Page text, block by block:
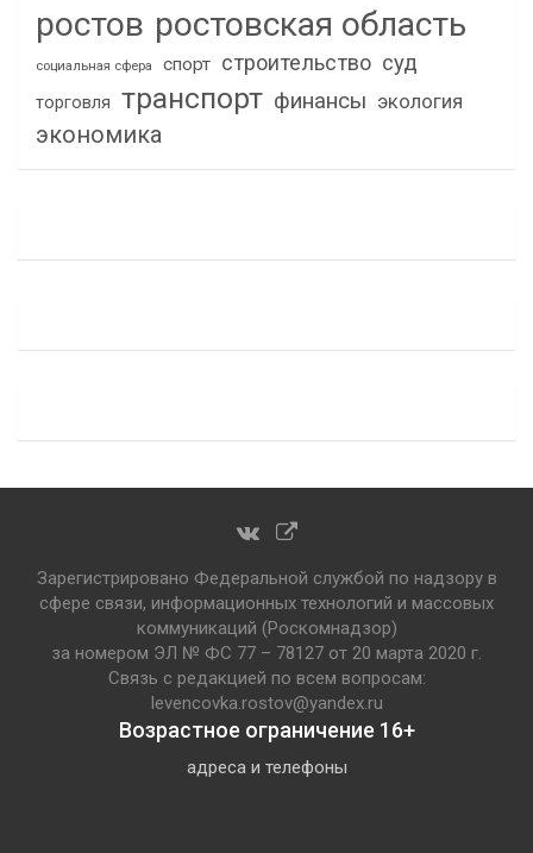
ростов ростовская область
социальная сфера спорт строительство суд
торговля транспорт финансы экология
экономика
Зарегистрировано Федеральной службой по надзору в
сфере связи, информационных технологий и массовых
коммуникаций (Роскомнадзор)
за номером ЭЛ № ФС 77 – 78127 от 20 марта 2020 г.
Связь с редакцией по всем вопросам:
levencovka.rostov@yandex.ru
Возрастное ограничение 16+
адреса и телефоны